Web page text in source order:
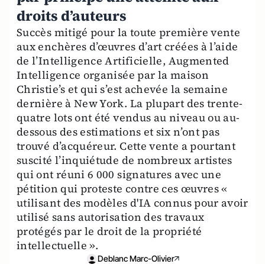
droits d’auteurs
Succès mitigé pour la toute première vente
aux enchères d’œuvres d’art créées à l’aide
de l’Intelligence Artificielle, Augmented
Intelligence organisée par la maison
Christie’s et qui s’est achevée la semaine
dernière à New York. La plupart des trente-
quatre lots ont été vendus au niveau ou au-
dessous des estimations et six n’ont pas
trouvé d’acquéreur. Cette vente a pourtant
suscité l’inquiétude de nombreux artistes
qui ont réuni 6 000 signatures avec une
pétition qui proteste contre ces œuvres «
utilisant des modèles d'IA connus pour avoir
utilisé sans autorisation des travaux
protégés par le droit de la propriété
intellectuelle ».
Deblanc Marc-Olivier